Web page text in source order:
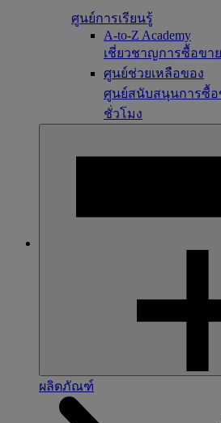
ศูนย์การเรียนรู้
A-to-Z Academy
เชี่ยวชาญการซื้อขา
ศูนย์ช่วยเหลือของ
ศูนย์สนับสนุนการซื้อ
ชั่วโมง
ผลิตภัณฑ์